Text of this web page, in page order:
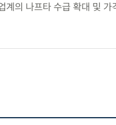
계의 나프타 수급 확대 및